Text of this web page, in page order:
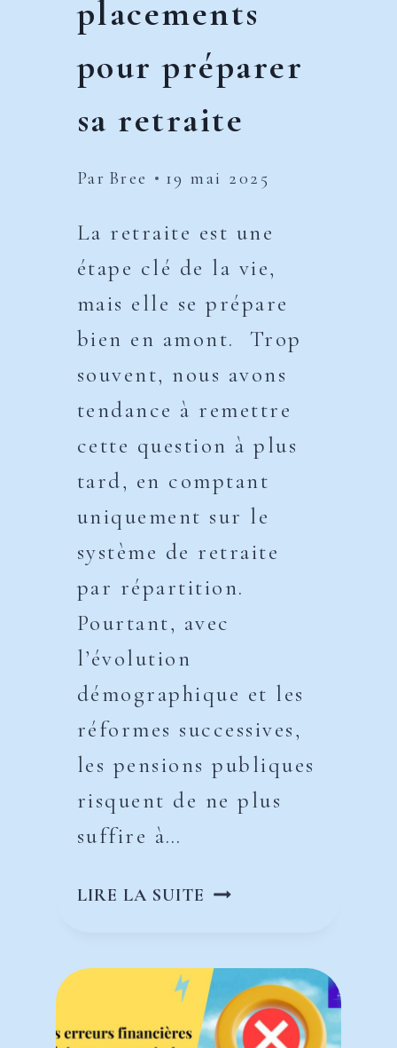
placements
pour préparer
sa retraite
Par Bree 19 mai 2025
La retraite est une
étape clé de la vie,
mais elle se prépare
bien en amont. Trop
souvent, nous avons
tendance à remettre
cette question à plus
tard, en comptant
uniquement sur le
système de retraite
par répartition.
Pourtant, avec
l’évolution
démographique et les
réformes successives,
les pensions publiques
risquent de ne plus
suffire à…
LIRE LA SUITE LES
POUR
PRÉPARER
SA